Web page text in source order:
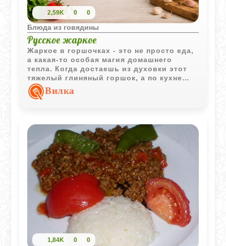
2,59K 0 0
Блюда из говядины
Русское жаркое
Жаркое в горшочках - это не просто еда,
а какая-то особая магия домашнего
тепла. Когда достаешь из духовки этот
тяжелый глиняный горшок, а по кухне
разносится аромат томленого мяса и
чеснока, сразу становится как-то очень
через сковородку: картофель
схватывается корочкой, лук становится
золотистым, а мясо запечатывает в себе
все соки. В духовке они лишь
обмениваются ароматами, создавая тот
самый густой и насыщенный вкус,
который мы так любим.
Вилка
1,84K 0 0